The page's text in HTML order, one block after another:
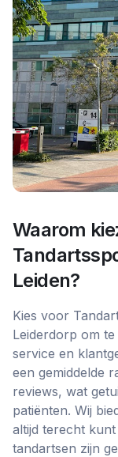
Waarom
Leiden?
Kies voor
Leiderdorp om
service en
een gemiddelde
reviews, wat
patiënten. Wij
altijd terecht kunt
tandartsen zijn